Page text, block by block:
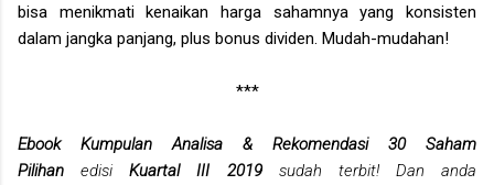
bisa menikmati kenaikan harga sahamnya yang konsisten
dalam jangka panjang, plus bonus dividen. Mudah-mudahan!
***
Ebook Kumpulan Analisa & Rekomendasi 30 Saham
Pilihan edisiKuartal III 2019sudah terbit! Dan anda